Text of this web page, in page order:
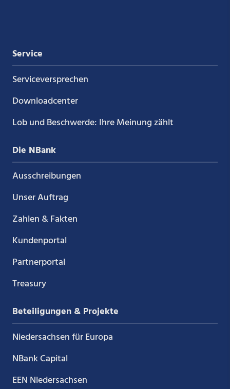
Service
Service­versprechen
Downloadcenter
Lob und Beschwerde: Ihre Meinung zählt
Die NBank
Ausschreibungen
Unser Auftrag
Zahlen & Fakten
Kundenportal
Partnerportal
Treasury
Beteiligungen & Projekte
Niedersachsen für Europa
NBank Capital
EEN Niedersachsen